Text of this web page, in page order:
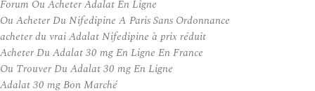
Forum Ou Acheter Adalat En Ligne
Ou Acheter Du Nifedipine A Paris Sans Ordonnance
acheter du vrai Adalat Nifedipine à prix réduit
Acheter Du Adalat 30 mg En Ligne En France
Ou Trouver Du Adalat 30 mg En Ligne
Adalat 30 mg Bon Marché